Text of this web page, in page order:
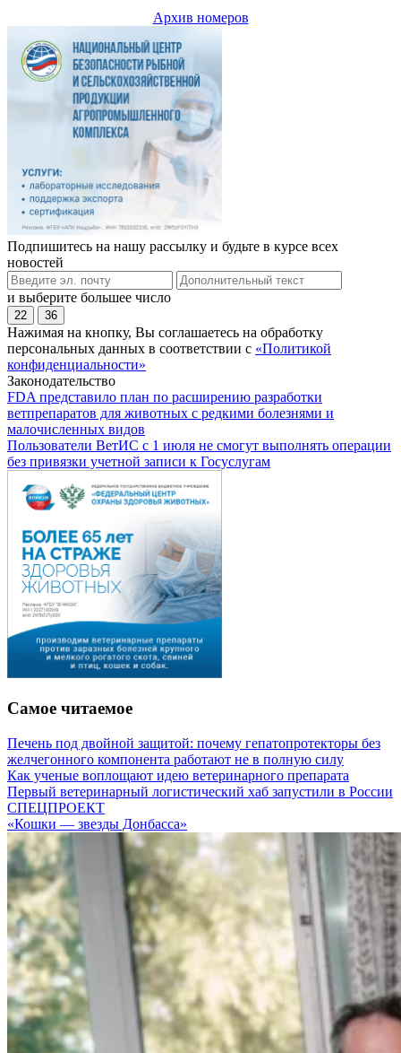
Архив номеров
Подпишитесь на нашу рассылку и будьте в курсе всех
новостей
и выберите большее число
22 36
Нажимая на кнопку, Вы соглашаетесь на обработку
персональных данных в соответствии с «Политикой
конфиденциальности»
Законодательство
FDA представило план по расширению разработки
ветпрепаратов для животных с редкими болезнями и
малочисленных видов
Пользователи ВетИС с 1 июля не смогут выполнять операции
без привязки учетной записи к Госуслугам
Самое читаемое
Печень под двойной защитой: почему гепатопротекторы без
желчегонного компонента работают не в полную силу
Как ученые воплощают идею ветеринарного препарата
Первый ветеринарный логистический хаб запустили в России
СПЕЦПРОЕКТ
«Кошки — звезды Донбасса»